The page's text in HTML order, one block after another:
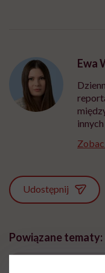
Ewa
innych
Udostępnij
Powiązane tematy: